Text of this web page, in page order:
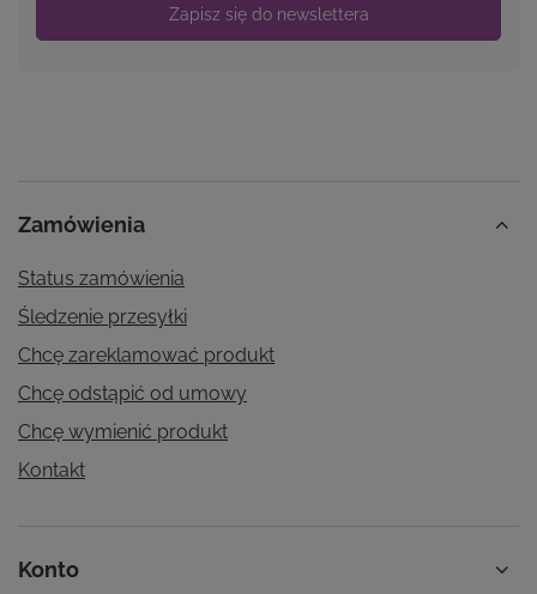
Zapisz się do newslettera
Zamówienia
Status zamówienia
Śledzenie przesyłki
Chcę zareklamować produkt
Chcę odstąpić od umowy
Chcę wymienić produkt
Kontakt
Konto